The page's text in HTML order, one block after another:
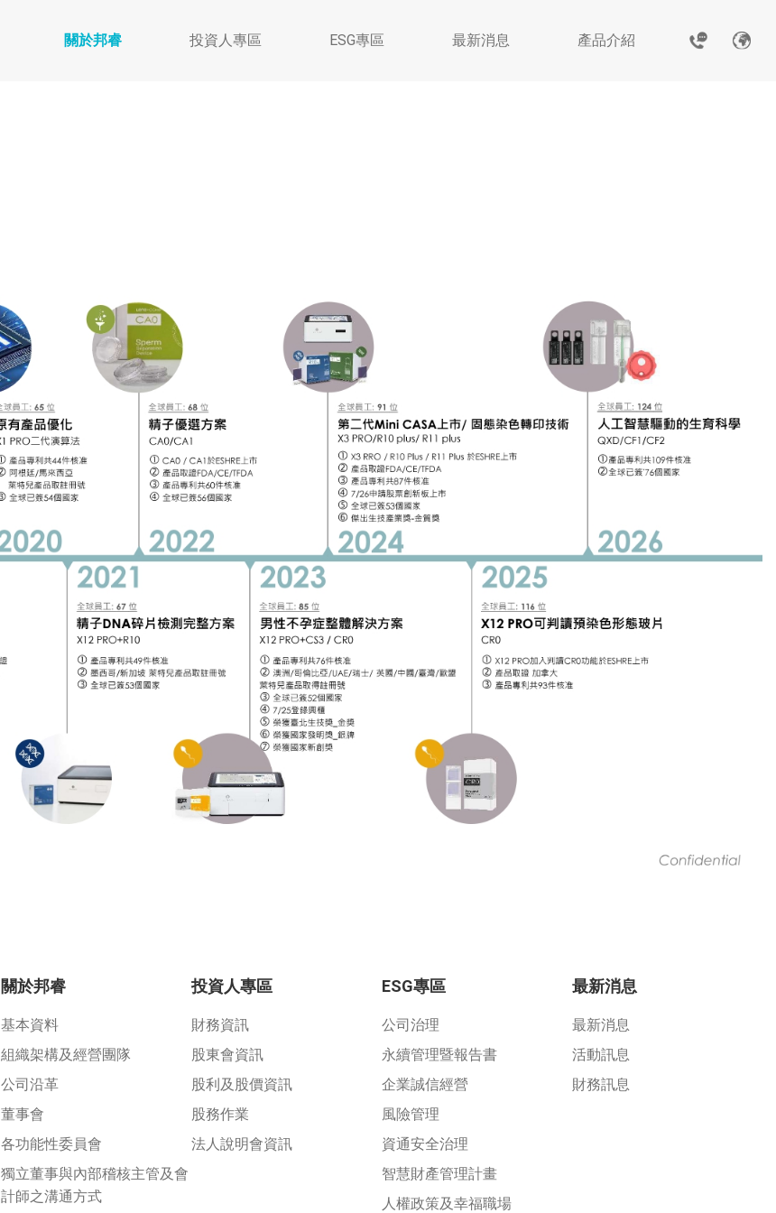
關於邦睿 投資人專區 ESG專區 最新消息 產品介紹
關於邦睿
基本資料
組織架構及經營團隊
公司沿⾰
董事會
各功能性委員會
獨立董事與內部稽核主管及會
計師之溝通方式
投資人專區
財務資訊
股東會資訊
股利及股價資訊
股務作業
法人說明會資訊
ESG專區
公司治理
永續管理暨報告書
企業誠信經營
風險管理
資通安全治理
智慧財產管理計畫
人權政策及幸福職場
最新消息
最新消息
活動訊息
財務訊息